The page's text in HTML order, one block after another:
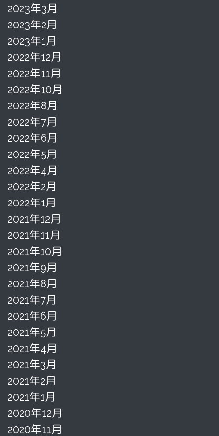
2023年3月
2023年2月
2023年1月
2022年12月
2022年11月
2022年10月
2022年8月
2022年7月
2022年6月
2022年5月
2022年4月
2022年2月
2022年1月
2021年12月
2021年11月
2021年10月
2021年9月
2021年8月
2021年7月
2021年6月
2021年5月
2021年4月
2021年3月
2021年2月
2021年1月
2020年12月
2020年11月